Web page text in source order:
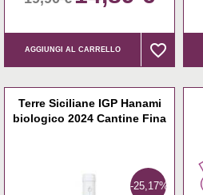
AGGIUNGI AL CARRELLO favorite_border
favorite_border
Terre Siciliane IGP Hanami
biologico 2024 Cantine Fina
-25,17%